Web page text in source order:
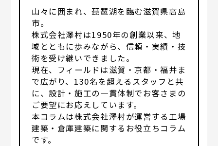
山々に囲まれ、琵琶湖を臨む滋賀県高島
市。
株式会社澤村は1950年の創業以来、地
域とともに歩みながら、信頼・実績・技
術を受け継いできました。
現在、フィールドは滋賀・京都・福井ま
で広がり、130名を超えるスタッフと共
に、設計・施工の一貫体制でお客さまの
ご要望にお応えしています。
本コラムは株式会社澤村が運営する工場
建築・倉庫建築に関するお役立ちコラム
です。